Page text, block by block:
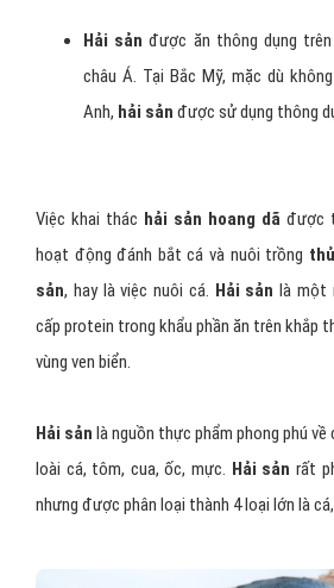
Hải sản được ăn thông dụng
châu Á. Tại Bắc Mỹ, mặc dù
Anh, hải sản được sử dụng thông
Việc khai thác hải sản hoang dã được
hoạt động đánh bắt cá và nuôi trồng
sản, hay là việc nuôi cá. Hải sản là một
cấp protein trong khẩu phần ăn trên khắp
vùng ven biển.
Hải sản là nguồn thực phẩm phong phú
loài cá, tôm, cua, ốc, mực. Hải sản rất
nhưng được phân loại thành 4 loại lớn là